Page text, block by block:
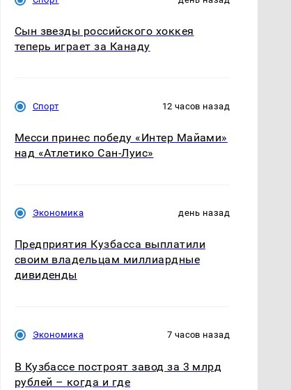
Такую зиму в России
никто не ждал: как
Как выглядит место
Сын звезды российского хоккея
теперь играет за Канаду
Спорт 12 часов назад
Месси принес победу «Интер Майами»
над «Атлетико Сан-Луис»
Экономика день назад
Предприятия Кузбасса выплатили
своим владельцам миллиардные
дивиденды
Экономика 7 часов назад
В Кузбассе построят завод за 3 млрд
рублей – когда и где